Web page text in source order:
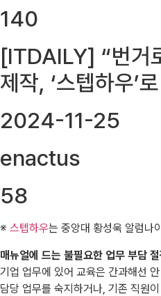
140
[ITDAILY] “번거
제작, ‘스텝하우’
2024-11-25
enactus
58
※ 스텝하우는 중앙대 황성욱 알럼나
매뉴얼에 드는 불필요한 업무 부담
기업 업무에 있어 교육은 간과해선
담당 업무를 숙지하거나, 기존 직원